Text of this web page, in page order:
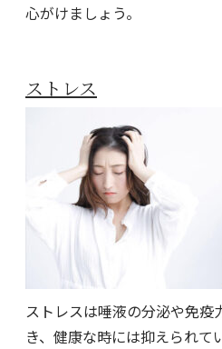
心がけましょう。
ストレス
ストレスは唾液の分泌や免疫
き、健康な時には抑えられて